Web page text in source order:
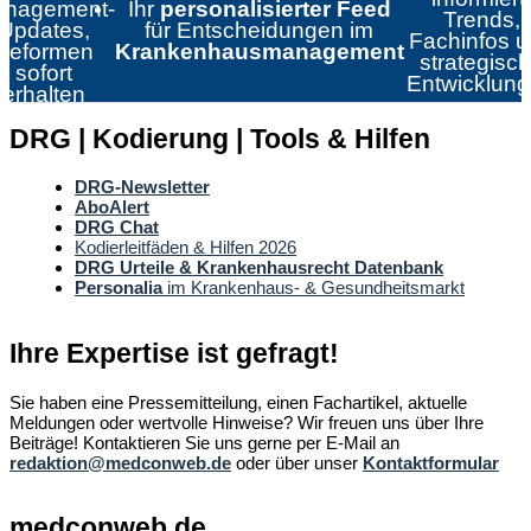
sofort
erhalten
Ihr personalisierter Feed
für Entscheidungen im
Krankenhausmanagement
Trends,
Fachinfos
DRG | Kodierung | Tools & Hilfen
DRG-Newsletter
AboAlert
DRG Chat
Kodierleitfäden & Hilfen 2026
DRG Urteile & Krankenhausrecht Datenbank
Personaliaim Krankenhaus- & Gesundheitsmarkt
Ihre Expertise ist gefragt!
Sie haben eine Pressemitteilung, einen Fachartikel, aktuelle
Meldungen oder wertvolle Hinweise? Wir freuen uns über Ihre
Beiträge! Kontaktieren Sie uns gerne per E-Mail an
redaktion@medconweb.de oder über unser Kontaktformular